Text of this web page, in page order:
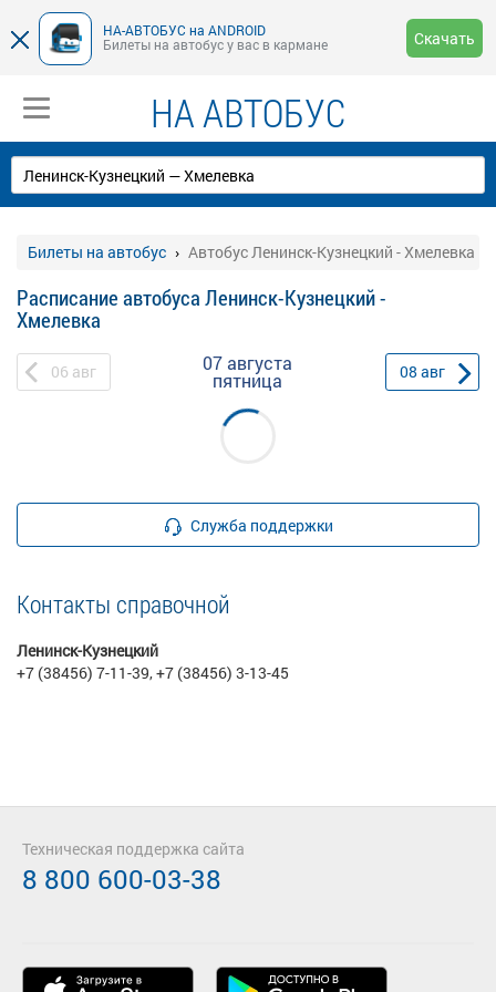
НА-АВТОБУС на ANDROID
Билеты на автобус у вас в кармане
Скачать
НА АВТОБУС
Билеты на автобус Автобус Ленинск-Кузнецкий - Хмелевка
Расписание автобуса Ленинск-Кузнецкий -
Хмелевка
06 авг 07 августа
пятница 08 авг
Служба поддержки
Контакты справочной
Ленинск-Кузнецкий
+7 (38456) 7-11-39, +7 (38456) 3-13-45
Техническая поддержка сайта
8 800 600-03-38